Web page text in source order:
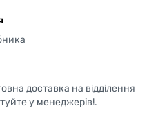
доставка на відділення
у менеджерів!.